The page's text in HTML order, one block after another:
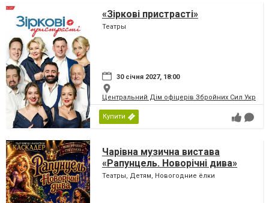
«Зіркові пристрасті»
Театры
30 січня 2027, 18:00
Центральний Дім офіцерів Збройних Сил
Купити
Чарівна музична вистава
«Рапунцель. Новорічні дива»
Театры, Детям, Новогодние ёлки